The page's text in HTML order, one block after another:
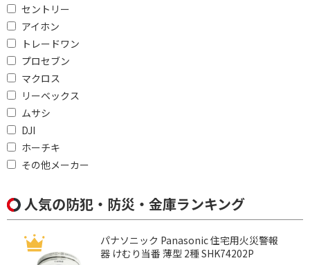
セントリー
アイホン
トレードワン
プロセブン
マクロス
リーベックス
ムサシ
DJI
ホーチキ
その他メーカー
1ポート
USB Type-A出力ポート数で絞り込む
USB Type-C出力ポート数で絞り込む
パススルー機能対応
人気の防犯・防災・金庫ランキング
パナソニック Panasonic 住宅用火災警報
器 けむり当番 薄型 2種 SHK74202P